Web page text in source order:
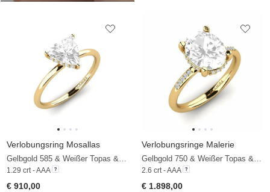
Verlobungsring Mosallas
Gelbgold 585 & Weißer Topas & Zirkonia
1.29 crt - AAA
€ 910,00
Verlobungsringe Malerie
Gelbgold 750 & Weißer Topas & Diamant
2.6 crt - AAA
€ 1.898,00